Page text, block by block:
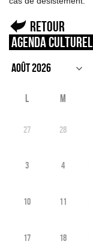
Retour
Agenda culturel
L M
27 28
3 4
10 11
17 18